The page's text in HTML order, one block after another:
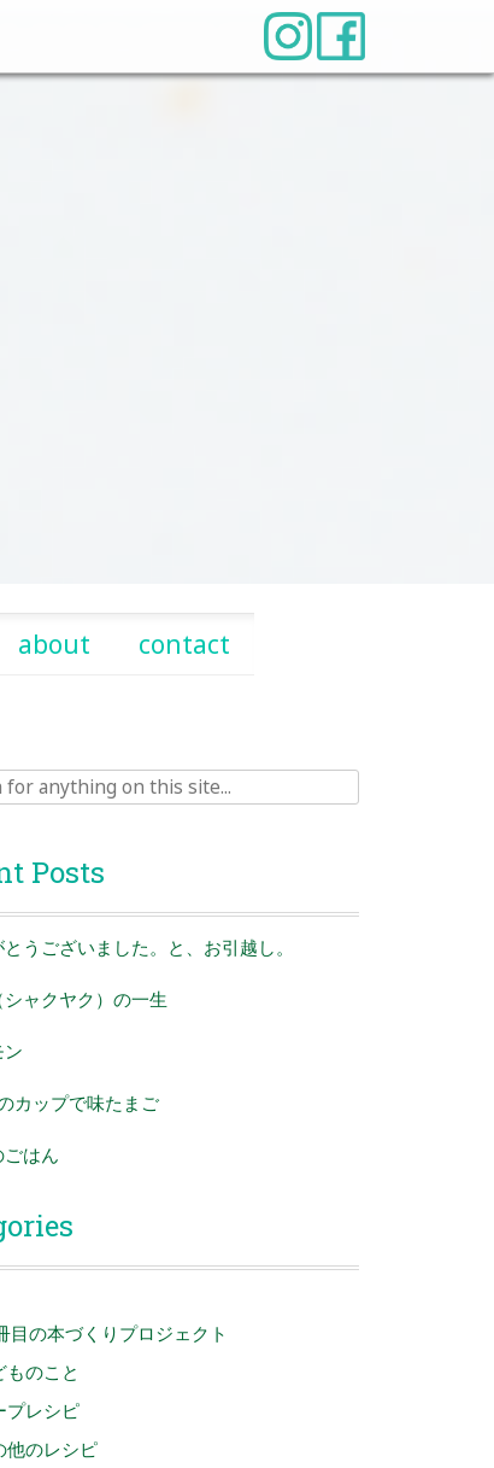
about contact
Posts
うございました。と、お引越し。
ャクヤク）の一生
カップで味たまご
はん
目の本づくりプロジェクト
ものこと
プレシピ
他のレシピ